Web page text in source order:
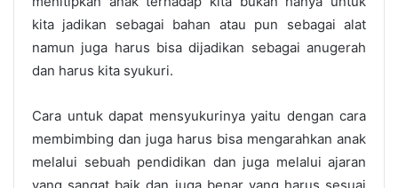
kita jadikan sebagai bahan atau pun sebagai alat
namun juga harus bisa dijadikan sebagai anugerah
dan harus kita syukuri.
Cara untuk dapat mensyukurinya yaitu dengan cara
membimbing dan juga harus bisa mengarahkan anak
melalui sebuah pendidikan dan juga melalui ajaran
yang sangat baik dan juga benar yang harus sesuai